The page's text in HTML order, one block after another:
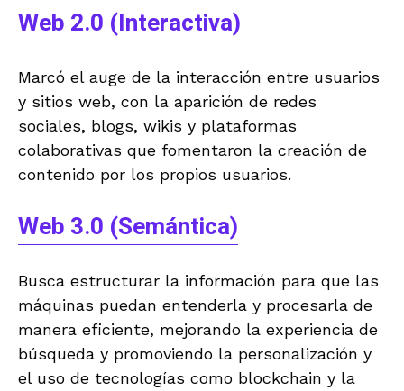
Web 2.0 (Interactiva)
Marcó el auge de la interacción entre usuarios
y sitios web, con la aparición de redes
sociales, blogs, wikis y plataformas
colaborativas que fomentaron la creación de
contenido por los propios usuarios.
Web 3.0 (Semántica)
Busca estructurar la información para que las
máquinas puedan entenderla y procesarla de
manera eficiente, mejorando la experiencia de
búsqueda y promoviendo la personalización y
el uso de tecnologías como blockchain y la